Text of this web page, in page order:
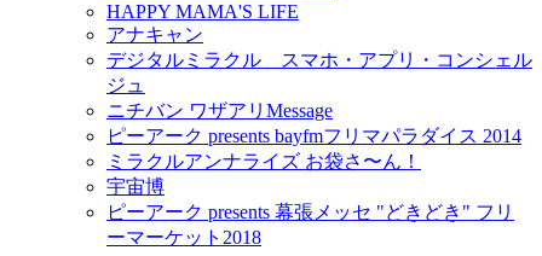
HAPPY MAMA'S LIFE
アナキャン
デジタルミラクル スマホ・アプリ・コンシェル
ジュ
ニチバン ワザアリMessage
ピーアーク presents bayfmフリマパラダイス 2014
ミラクルアンナライズ お袋さ〜ん！
宇宙博
ピーアーク presents 幕張メッセ "どきどき" フリ
ーマーケット2018